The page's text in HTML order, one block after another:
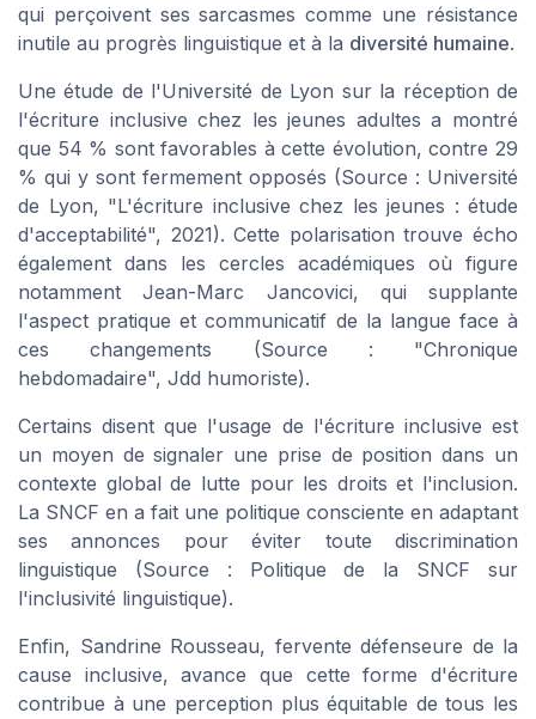
qui perçoivent ses sarcasmes comme une résistance
inutile au progrès linguistique et à la diversité humaine.
Une étude de l'Université de Lyon sur la réception de
l'écriture inclusive chez les jeunes adultes a montré
que 54 % sont favorables à cette évolution, contre 29
% qui y sont fermement opposés (Source : Université
de Lyon, "L'écriture inclusive chez les jeunes : étude
d'acceptabilité", 2021). Cette polarisation trouve écho
également dans les cercles académiques où figure
notamment Jean-Marc Jancovici, qui supplante
l'aspect pratique et communicatif de la langue face à
ces changements (Source : "Chronique
hebdomadaire", Jdd humoriste).
Certains disent que l'usage de l'écriture inclusive est
un moyen de signaler une prise de position dans un
contexte global de lutte pour les droits et l'inclusion.
La SNCF en a fait une politique consciente en adaptant
ses annonces pour éviter toute discrimination
linguistique (Source : Politique de la SNCF sur
l'inclusivité linguistique).
Enfin, Sandrine Rousseau, fervente défenseure de la
cause inclusive, avance que cette forme d'écriture
contribue à une perception plus équitable de tous les